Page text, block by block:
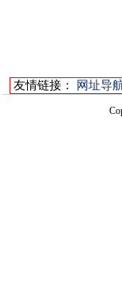
友情链接： 网址导